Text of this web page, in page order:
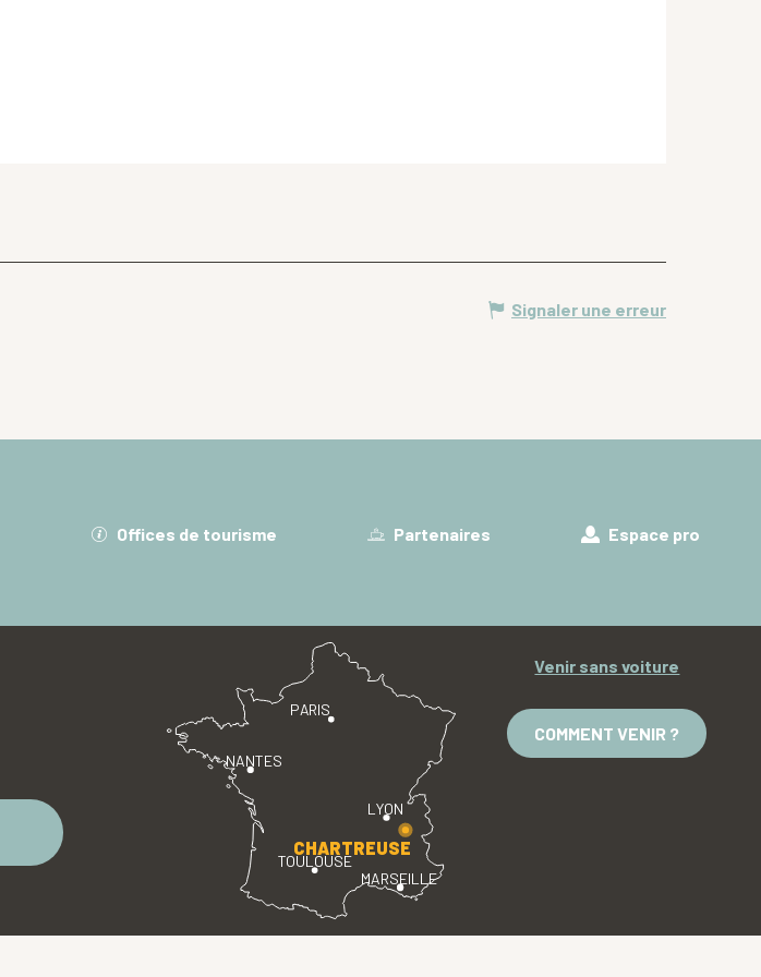
Signaler une erreur
Offices de tourisme Partenaires Espace pro
PARIS
LYON
TOULOUSE
MARSEILLE
NANTES
CHARTREUSE
Venir sans voiture
COMMENT VENIR ?